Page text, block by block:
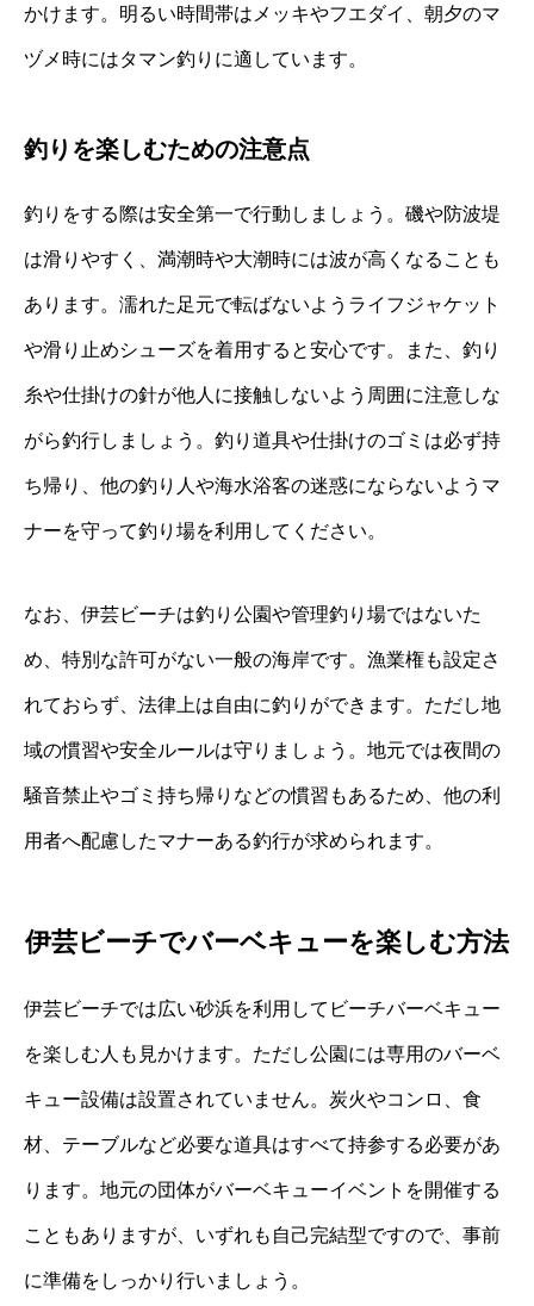
かけます。明るい時間帯はメッキやフエダイ、朝夕のマ
ヅメ時にはタマン釣りに適しています。
釣りを楽しむための注意点
釣りをする際は安全第一で行動しましょう。磯や防波堤
は滑りやすく、満潮時や大潮時には波が高くなることも
あります。濡れた足元で転ばないようライフジャケット
や滑り止めシューズを着用すると安心です。また、釣り
糸や仕掛けの針が他人に接触しないよう周囲に注意しな
がら釣行しましょう。釣り道具や仕掛けのゴミは必ず持
ち帰り、他の釣り人や海水浴客の迷惑にならないようマ
ナーを守って釣り場を利用してください。
なお、伊芸ビーチは釣り公園や管理釣り場ではないた
め、特別な許可がない一般の海岸です。漁業権も設定さ
れておらず、法律上は自由に釣りができます。ただし地
域の慣習や安全ルールは守りましょう。地元では夜間の
騒音禁止やゴミ持ち帰りなどの慣習もあるため、他の利
用者へ配慮したマナーある釣行が求められます。
伊芸ビーチでバーベキューを楽しむ方法
伊芸ビーチでは広い砂浜を利用してビーチバーベキュー
を楽しむ人も見かけます。ただし公園には専用のバーベ
キュー設備は設置されていません。炭火やコンロ、食
材、テーブルなど必要な道具はすべて持参する必要があ
ります。地元の団体がバーベキューイベントを開催する
こともありますが、いずれも自己完結型ですので、事前
に準備をしっかり行いましょう。